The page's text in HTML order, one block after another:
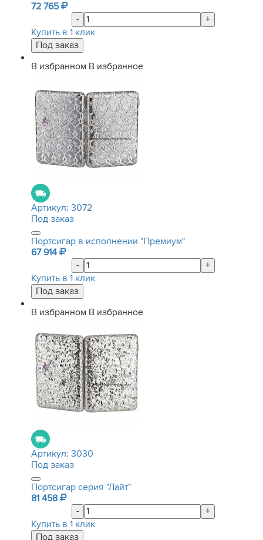
72 765
-
+
Купить в 1 клик
В избранном В избранное
Артикул: 3072
Под заказ
Портсигар в исполнении "Премиум"
67 914
-
+
Купить в 1 клик
В избранном В избранное
Артикул: 3030
Под заказ
Портсигар серия "Лайт"
81 458
-
+
Купить в 1 клик